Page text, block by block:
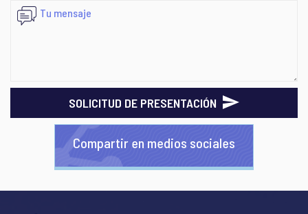
SOLICITUD DE PRESENTACIÓN
Compartir en medios sociales